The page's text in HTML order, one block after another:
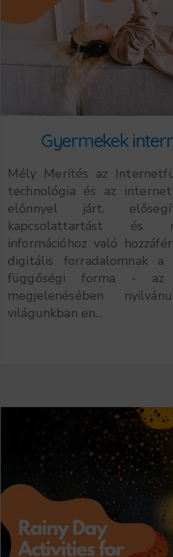
Gyermekek
Mély Merítés az
technológia és az
előnnyel járt,
kapcsolattartást és
információhoz való
digitális forradalomnak
függőségi forma - az
megjelenésében
világunkban en...